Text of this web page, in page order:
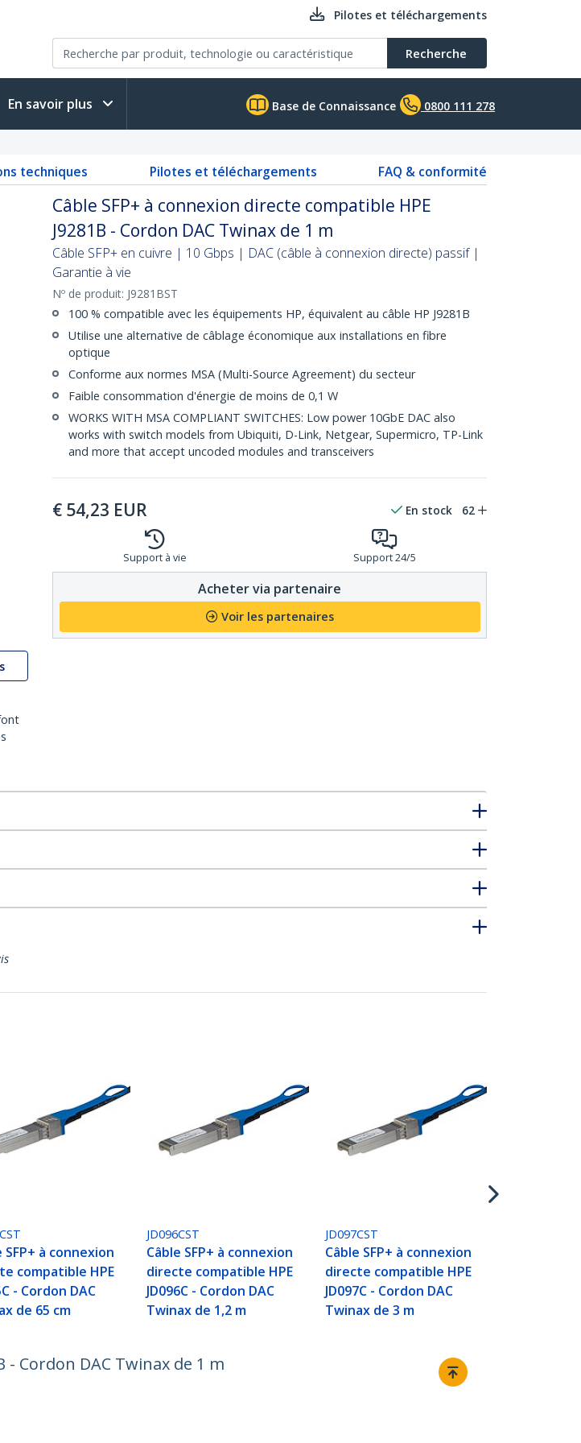
Pilotes et téléchargements
Recherche
En savoir plus Base de Connaissance 0800 111 278
techniques Pilotes et téléchargements FAQ & conformité
Câble SFP+ à connexion directe compatible HPE
J9281B - Cordon DAC Twinax de 1 m
Câble SFP+ en cuivre | 10 Gbps | DAC (câble à connexion directe) passif |
Garantie à vie
Nº de produit: J9281BST
100 % compatible avec les équipements HP, équivalent au câble HP J9281B
Utilise une alternative de câblage économique aux installations en fibre
optique
Conforme aux normes MSA (Multi-Source Agreement) du secteur
Faible consommation d'énergie de moins de 0,1 W
WORKS WITH MSA COMPLIANT SWITCHES: Low power 10GbE DAC also
works with switch models from Ubiquiti, D-Link, Netgear, Supermicro, TP-Link
and more that accept uncoded modules and transceivers
€ 54,23 EUR En stock 62
Support à vie Support 24/5
Acheter via partenaire
Voir les partenaires
SFP+ à connexion
compatible HPE
- Cordon DAC
de 65 cm
JD096CST
Câble SFP+ à connexion
directe compatible HPE
JD096C - Cordon DAC
Twinax de 1,2 m
JD097CST
Câble SFP+ à connexion
directe compatible HPE
JD097C - Cordon DAC
Twinax de 3 m
- Cordon DAC Twinax de 1 m